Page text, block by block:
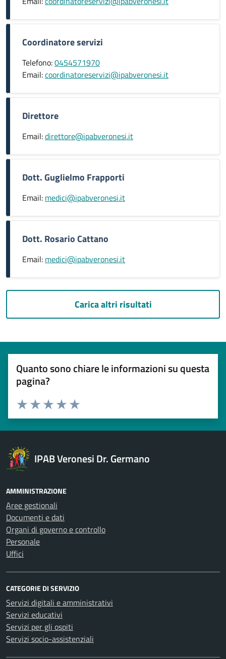
Coordinatore servizi
Telefono:0454571970
Email:coordinatoreservizi@ipabveronesi.it
Direttore
Email:direttore@ipabveronesi.it
Dott. Guglielmo Frapporti
Email: medici@ipabveronesi.it
Dott. Rosario Cattano
Email: medici@ipabveronesi.it
Carica altri risultati
Quanto sono chiare le informazioni su questa
pagina?
Esprimi una valutazione
Valuta 5 stelle su 5
Valuta 4 stelle su 5
Valuta 3 stelle su 5
Valuta 2 stelle su 5
Valuta 1 stelle su 5
IPAB Veronesi Dr. Germano
AMMINISTRAZIONE
Aree gestionali
Documenti e dati
Organi di governo e controllo
Personale
Uffici
CATEGORIE DI SERVIZIO
Servizi digitali e amministrativi
Servizi educativi
Servizi per gli ospiti
Servizi socio-assistenziali